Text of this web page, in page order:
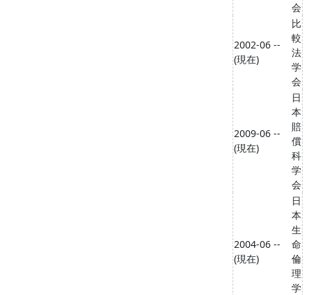
会
2002-06 --
(現在)
比
較
法
学
会
2009-06 --
(現在)
日
本
賠
償
科
学
会
2004-06 --
(現在)
日
本
生
命
倫
理
学